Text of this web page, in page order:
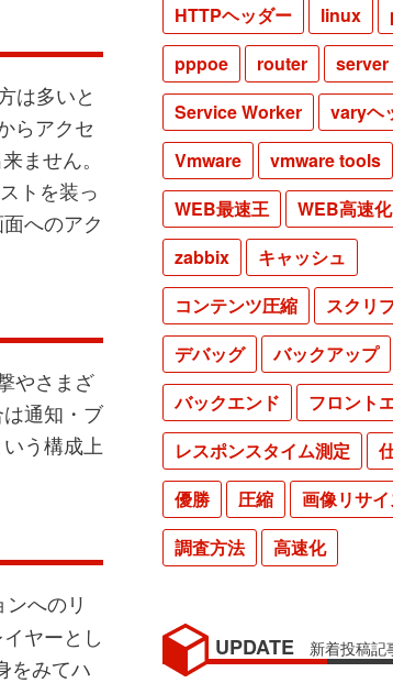
は多いと
らアクセ
ません。
トを装っ
へのアク
やさまざ
通知・ブ
う構成上
へのリ
ヤーとし
をみてハ
HTTPヘッダー
linux
pppoe
router
Service Worker
varyヘ
Vmware
vmware tools
WEB最速王
WEB高速化
zabbix
キャッシュ
コンテンツ圧縮
スクリ
デバッグ
バックアップ
バックエンド
フロント
レスポンスタイム測定
優勝
圧縮
画像リサ
調査方法
高速化
UPDATE 新着投稿記